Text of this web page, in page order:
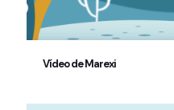
Vídeo de Marexi